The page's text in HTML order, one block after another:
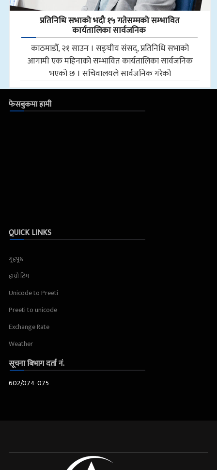
प्रतिनिधि सभाको भदौ १५ गतेसम्मको सम्भावित
कार्यतालिका सार्वजनिक
काठमाडौँ, २१ साउन । सङ्घीय संसद्, प्रतिनिधि सभाको
आगामी एक महिनाको सम्भावित कार्यतालिका सार्वजनिक
भएको छ । सचिवालयले सार्वजनिक गरेको
फेसबुकमा हामी
QUICK LINKS
गृहपृष्ठ
हाम्रो टिम
Unicode to Preeti
Preeti to unicode
Exchange Rate
Weather
सूचना बिभाग दर्ता नं.
602/074-075